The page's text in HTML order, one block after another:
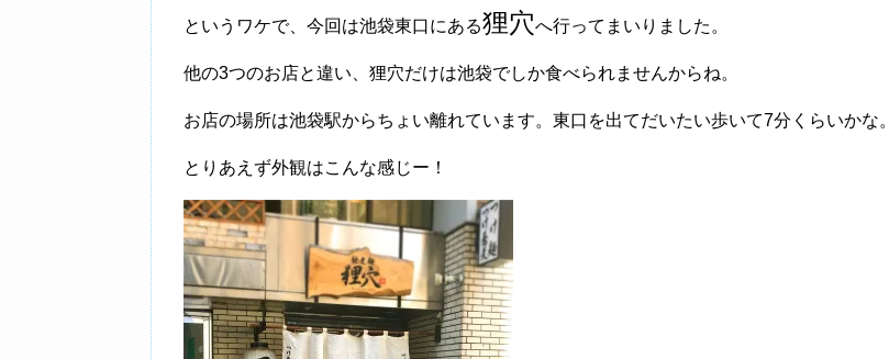
というワケで、今回は池袋東口にある狸穴へ行ってまいりました。
他の3つのお店と違い、狸穴だけは池袋でしか食べられませんからね。
お店の場所は池袋駅からちょい離れています。東口を出てだいたい歩いて7分くらいかな。
とりあえず外観はこんな感じー！